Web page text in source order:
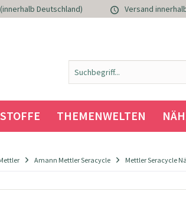
Deutschland) Versand
THEMENWELTEN
Amann Mettler Seracycle Mettler Seracycle